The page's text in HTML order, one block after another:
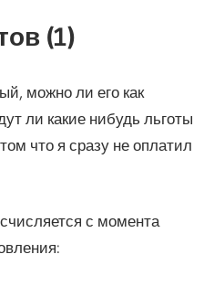
(1)
можно ли его как
ли какие нибудь льготы
что я сразу не оплатил
с момента